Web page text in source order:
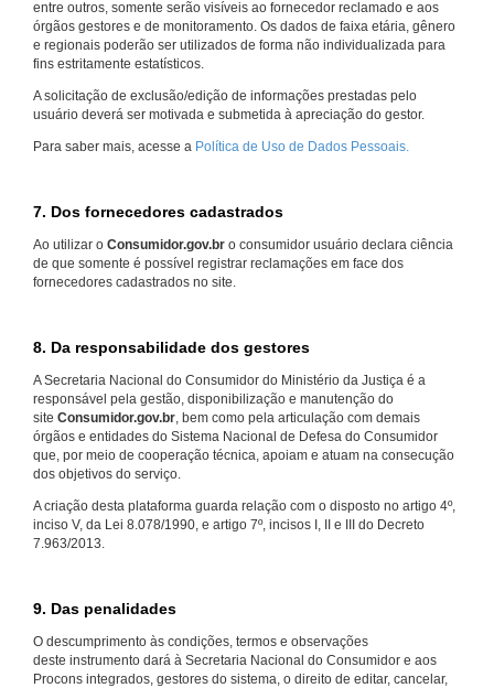
entre outros, somente serão visíveis ao fornecedor reclamado e aos
órgãos gestores e de monitoramento. Os dados de faixa etária, gênero
e regionais poderão ser utilizados de forma não individualizada para
fins estritamente estatísticos.
A solicitação de exclusão/edição de informações prestadas pelo
usuário deverá ser motivada e submetida à apreciação do gestor.
Para saber mais, acesse a Política de Uso de Dados Pessoais.
7. Dos fornecedores cadastrados
Ao utilizar o Consumidor.gov.br o consumidor usuário declara ciência
de que somente é possível registrar reclamações em face dos
fornecedores cadastrados no site.
8. Da responsabilidade dos gestores
A Secretaria Nacional do Consumidor do Ministério da Justiça é a
responsável pela gestão, disponibilização e manutenção do
site Consumidor.gov.br, bem como pela articulação com demais
órgãos e entidades do Sistema Nacional de Defesa do Consumidor
que, por meio de cooperação técnica, apoiam e atuam na consecução
dos objetivos do serviço.
A criação desta plataforma guarda relação com o disposto no artigo 4º,
inciso V, da Lei 8.078/1990, e artigo 7º, incisos I, II e III do Decreto
7.963/2013.
9. Das penalidades
O descumprimento às condições, termos e observações
deste instrumento dará à Secretaria Nacional do Consumidor e aos
Procons integrados, gestores do sistema, o direito de editar, cancelar,